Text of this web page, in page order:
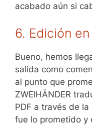
acabado aún si
6. Edición
Bueno, hemos
salida como
al punto que
ZWEIHÄNDER
PDF a través de la
fue lo prometido y